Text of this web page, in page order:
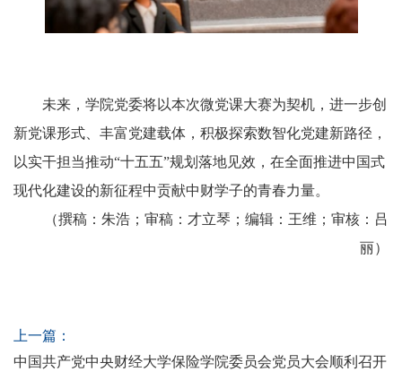
未来，学院党委将以本次微党课大赛为契机，进一步创
新党课形式、丰富党建载体，积极探索数智化党建新路径，
以实干担当推动“十五五”规划落地见效，在全面推进中国式
现代化建设的新征程中贡献中财学子的青春力量。
（撰稿：朱浩；审稿：才立琴；编辑：王维；审核：吕
丽）
上一篇：
中国共产党中央财经大学保险学院委员会党员大会顺利召开